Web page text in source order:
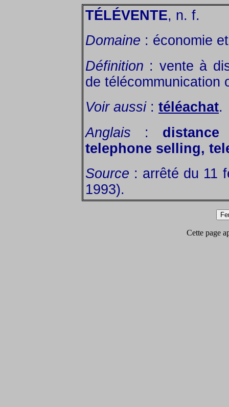
TÉLÉVENTE, n. f.
Domaine : économie
Définition : vente à
de télécommunication
Voir aussi: téléachat.
Anglais :
telephone selling,
Source : arrêté du 11
1993).
Cette page